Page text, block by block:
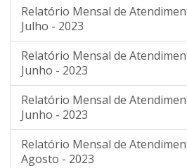
Relatório Mensal de
Julho - 2023
Relatório Mensal de
Junho - 2023
Relatório Mensal de
Junho - 2023
Relatório Mensal de
Agosto - 2023